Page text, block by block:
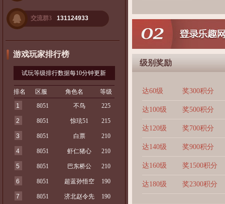
交流群3 131124933
游戏玩家排行榜
试玩等级排行数据每10分钟更新
排名 区服 角色名
等级
1
8051 不鸟 225
2 8051 惊玹51 215
3 8051 白票 210
4 8051 虾仁猪心 210
5 8051 巴东桥公 210
6 8051 超蓝孙悟空 190
7 8051 济北赵令先 190
级别奖励
达60级 奖300积分
达100级 奖500积分
达120级 奖700积分
达140级 奖900积分
达160级 奖1500积分
达180级 奖2300积分